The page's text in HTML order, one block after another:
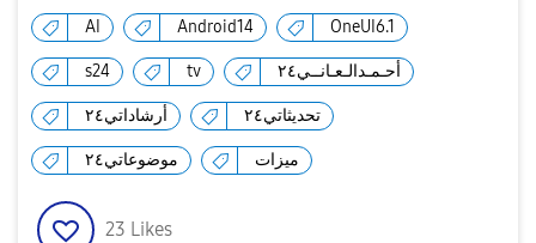
AI Android14 OneUI6.1
s24 tv أحـمـدالـعـانــي٢٤
أرشاداتي٢٤ تحديثاتي٢٤
موضوعاتي٢٤ ميزات
23 Likes